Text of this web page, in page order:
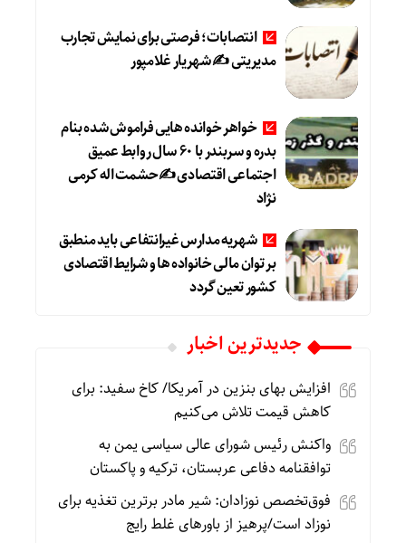
انتصابات؛ فرصتی برای نمایش تجارب
مدیریتی ✍ شهریار غلامپور
خواهر خوانده هایی فراموش شده بنام
بدره و سربندر با ۶۰ سال روابط عمیق
اجتماعی اقتصادی ✍حشمت اله کرمی
نژاد
شهریه مدارس غیرانتفاعی باید منطبق
بر توان مالی خانواده ها و شرایط اقتصادی
کشور تعین گردد
جديدترين اخبار
افزایش بهای بنزین در آمریکا/ کاخ سفید: برای
کاهش قیمت تلاش می‌کنیم
واکنش رئیس شورای عالی سیاسی یمن به
توافقنامه دفاعی عربستان، ترکیه و پاکستان
فوق‌تخصص نوزادان: شیر مادر برترین تغذیه برای
نوزاد است/پرهیز از باورهای غلط رایج